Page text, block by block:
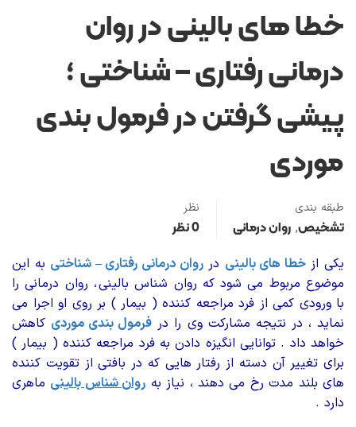
خطا های بالینی در روان
درمانی رفتاری – شناختی ؛
پیشی گرفتن در فرمول بندی
موردی
طبقه بندی
تشخیص, روان درمانی
نظر
0 نظر
یکی ازخطا های بالینی درروان درمانی رفتاری – شناختی به این
موضوع مربوط می­ شود که روان شناس بالینی ، روان درمانی را
با ورودی کمی از فرد مراجعه کننده ( بیمار ) بر روی او اجرا می
نماید ، در نتیجه مشارکت وی را در فرمول بندی موردی کاهش
خواهد داد . توانایی انگیزه دادن به فرد مراجعه کننده ( بیمار )
برای تغییر آن دسته از رفتار هایی که در بافتی از تقویت کننده
های بلند مدت رخ می ­دهند ، نیاز به روان شناس بالینی ماهری
دارد .